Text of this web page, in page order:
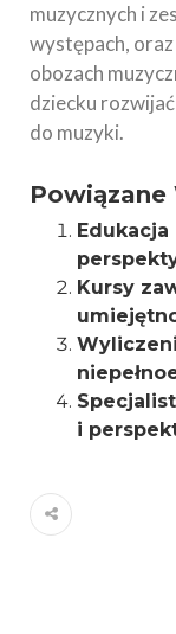
muzycznych i
występach, oraz
obozach
dziecku
do muzyki.
Powiązane
Kursy
i